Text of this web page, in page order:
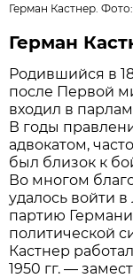
Герман Кастнер.
Герман
Родившийся в
после Первой
входил в
В годы
адвокатом,
был близок к
Во многом
удалось войти
партию
политической
Кастнер
1950 гг. —